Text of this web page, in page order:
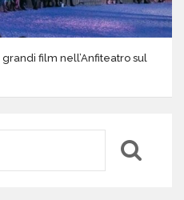
film nell’Anfiteatro sul